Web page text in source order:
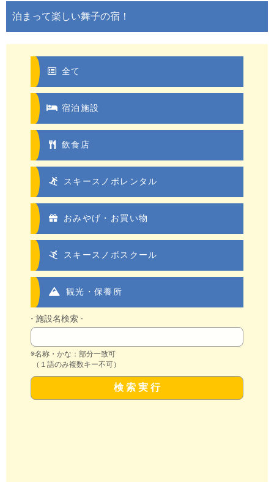
泊まって楽しい舞子の宿！
全て
宿泊施設
飲食店
スキースノボレンタル
おみやげ・お買い物
スキースノボスクール
観光・保養所